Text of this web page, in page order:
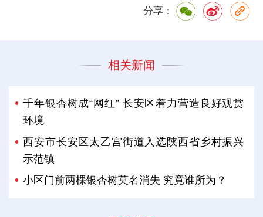
分享：
相关新闻
千年银杏树成“网红” 长安区着力营造良好观赏
环境
西安市长安区太乙宫街道入选陕西省乡村振兴
示范镇
小区门前两棵银杏树莫名消失 究竟谁所为？